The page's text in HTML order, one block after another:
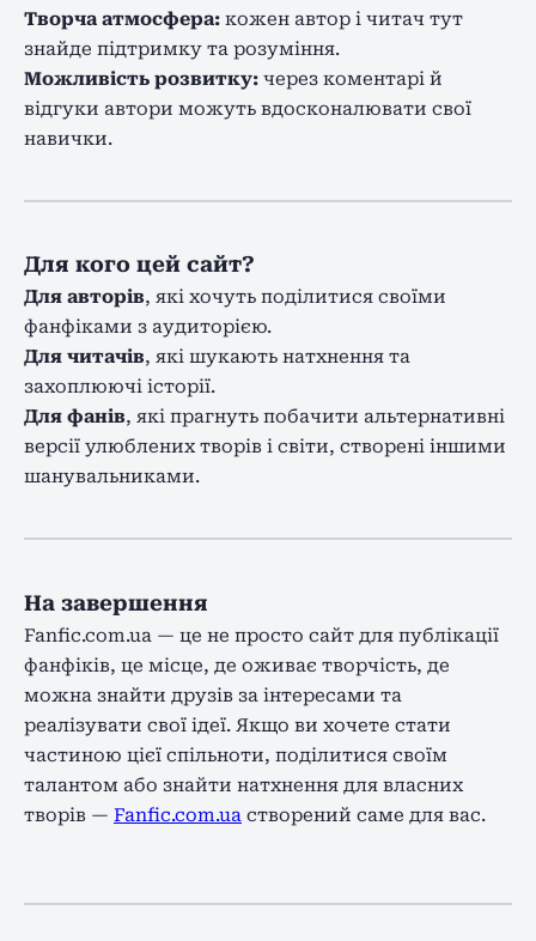
Творча атмосфера: кожен автор і читач тут
знайде підтримку та розуміння.
Можливість розвитку: через коментарі й
відгуки автори можуть вдосконалювати свої
навички.
Для кого цей сайт?
Для авторів, які хочуть поділитися своїми
фанфіками з аудиторією.
Для читачів, які шукають натхнення та
захоплюючі історії.
Для фанів, які прагнуть побачити альтернативні
версії улюблених творів і світи, створені іншими
шанувальниками.
На завершення
Fanfic.com.ua — це не просто сайт для публікації
фанфіків, це місце, де оживає творчість, де
можна знайти друзів за інтересами та
реалізувати свої ідеї. Якщо ви хочете стати
частиною цієї спільноти, поділитися своїм
талантом або знайти натхнення для власних
творів — Fanfic.com.ua створений саме для вас.